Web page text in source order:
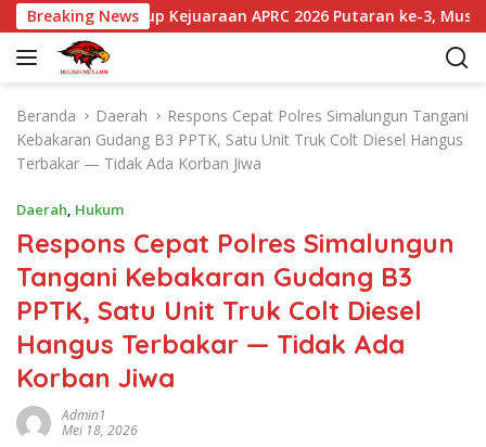
a
Breaking News
Menutup Kejuaraan APRC 2026 Putaran ke-3, Musa
Beranda Daerah
Respons Cepat Polres Simalungun Tangani
Kebakaran Gudang B3 PPTK, Satu Unit Truk Colt Diesel Hangus
Terbakar — Tidak Ada Korban Jiwa
Daerah, Hukum
Respons Cepat Polres Simalungun
Tangani Kebakaran Gudang B3
PPTK, Satu Unit Truk Colt Diesel
Hangus Terbakar — Tidak Ada
Korban Jiwa
Admin1
Mei 18, 2026